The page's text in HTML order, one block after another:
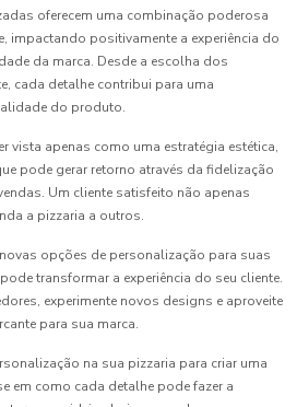
oferecem uma combinação poderosa
impactando positivamente a experiência do
da marca. Desde a escolha dos
cada detalhe contribui para uma
do produto.
vista apenas como uma estratégia estética,
pode gerar retorno através da fidelização
Um cliente satisfeito não apenas
a pizzaria a outros.
opções de personalização para suas
transformar a experiência do seu cliente.
experimente novos designs e aproveite
para sua marca.
na sua pizzaria para criar uma
em como cada detalhe pode fazer a